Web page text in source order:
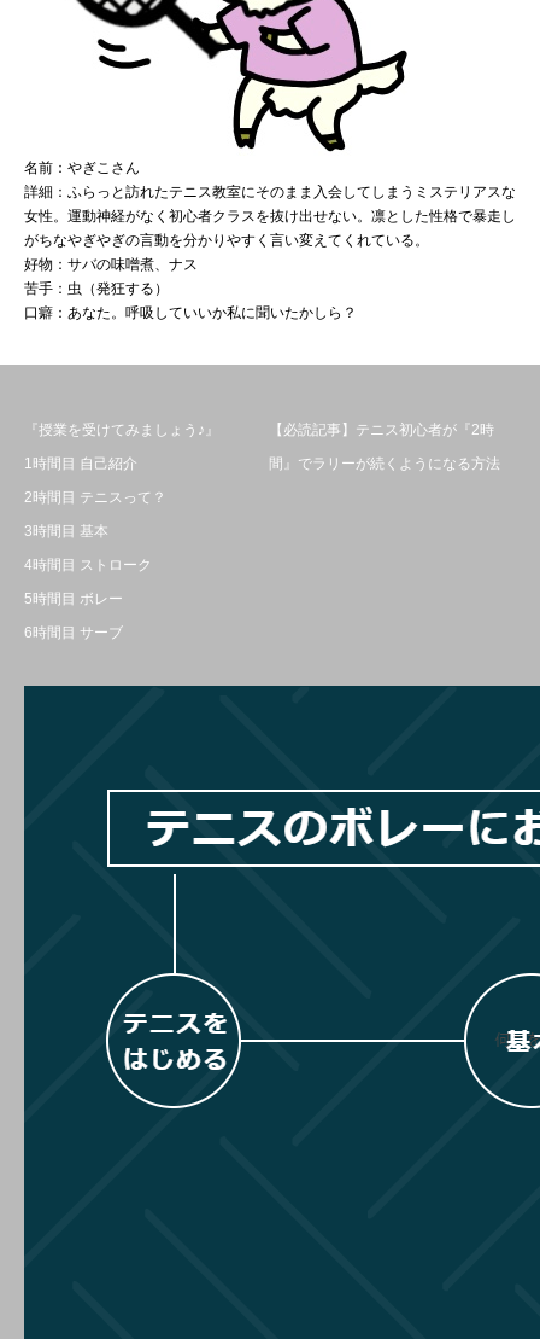
名前：やぎこさん
詳細：ふらっと訪れたテニス教室にそのまま入会してしまうミステリアスな
女性。運動神経がなく初心者クラスを抜け出せない。凛とした性格で暴走し
がちなやぎやぎの言動を分かりやすく言い変えてくれている。
好物：サバの味噌煮、ナス
苦手：虫（発狂する）
口癖：あなた。呼吸していいか私に聞いたかしら？
『授業を受けてみましょう♪』
1時間目 自己紹介
2時間目 テニスって？
3時間目 基本
4時間目 ストローク
5時間目 ボレー
6時間目 サーブ
【必読記事】テニス初心者が『2時
間』でラリーが続くようになる方法